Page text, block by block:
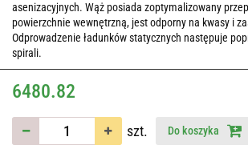
asenizacyjnych. Wąż posiada zoptymalizowany
powierzchnie wewnętrzną, jest odporny na kwasy i
Odprowadzenie ładunków statycznych następuje
spirali.
6480.82
szt. Do koszyka